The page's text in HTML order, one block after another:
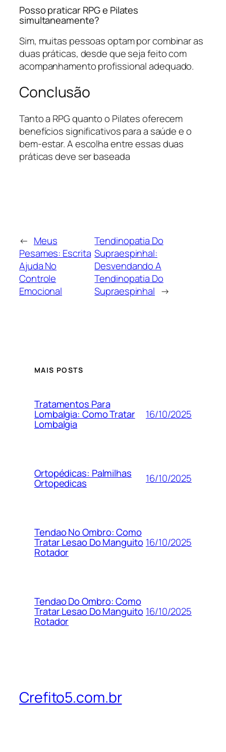
Posso praticar RPG e Pilates
simultaneamente?
Sim, muitas pessoas optam por combinar as
duas práticas, desde que seja feito com
acompanhamento profissional adequado.
Conclusão
Tanto a RPG quanto o Pilates oferecem
benefícios significativos para a saúde e o
bem-estar. A escolha entre essas duas
práticas deve ser baseada
← Meus
Pesames: Escrita
Ajuda No
Controle
Emocional
Tendinopatia Do
Supraespinhal:
Desvendando A
Tendinopatia Do
Supraespinhal →
MAIS POSTS
Tratamentos Para
Lombalgia: Como Tratar
Lombalgia
16/10/2025
Ortopédicas: Palmilhas
Ortopedicas 16/10/2025
Tendao No Ombro: Como
Tratar Lesao Do Manguito
Rotador
16/10/2025
Tendao Do Ombro: Como
Tratar Lesao Do Manguito
Rotador
16/10/2025
Crefito5.com.br